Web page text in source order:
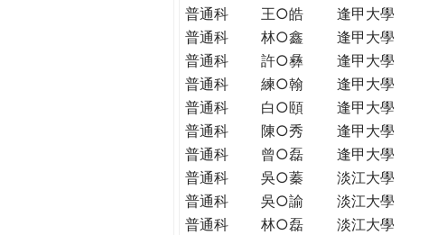
普通科
王○皓 逢甲大學
普通科
林○鑫 逢甲大學
普通科
許○彝 逢甲大學
普通科
練○翰 逢甲大學
普通科
白○頤 逢甲大學
普通科
陳○秀 逢甲大學
普通科
曾○磊 逢甲大學
普通科
吳○蓁 淡江大學
普通科
吳○諭 淡江大學
普通科
林○磊 淡江大學